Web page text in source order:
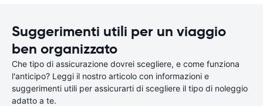
Suggerimenti utili per un viaggio
ben organizzato
Che tipo di assicurazione dovrei scegliere, e come funziona
l'anticipo? Leggi il nostro articolo con informazioni e
suggerimenti utili per assicurarti di scegliere il tipo di noleggio
adatto a te.